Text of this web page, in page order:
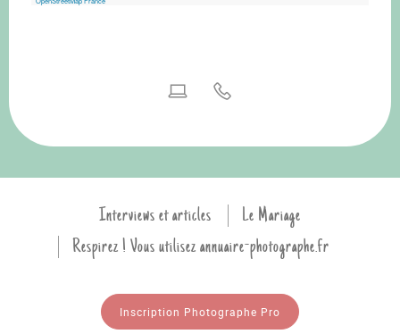
Interviews et articles
Le Mariage
Respirez ! Vous utilisez annuaire-photographe.fr
Inscription Photographe Pro